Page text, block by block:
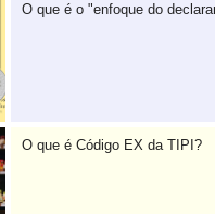
O que é o "enfoque do
O que é Código EX da TIPI?